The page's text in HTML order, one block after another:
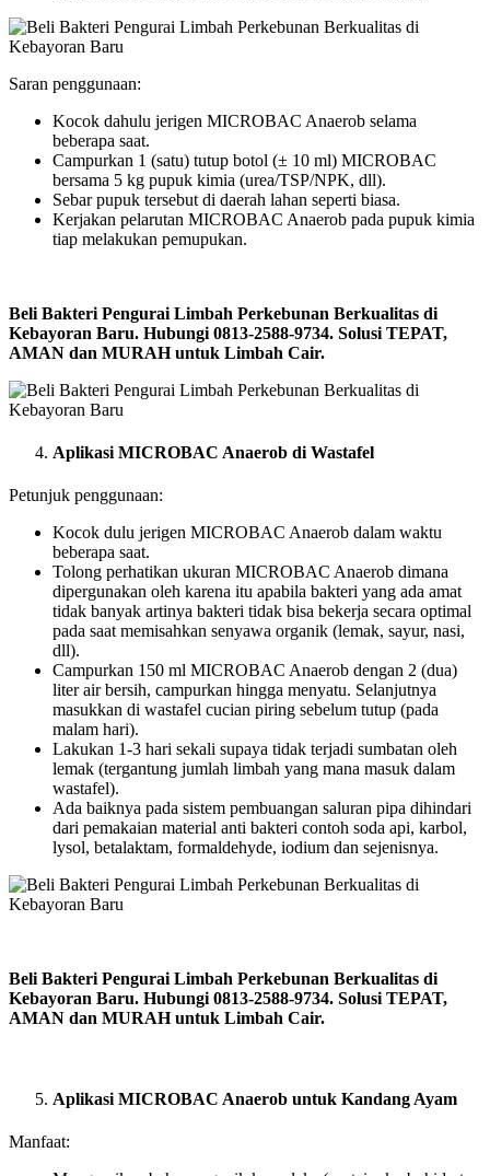
Saran penggunaan:
Kocok dahulu jerigen MICROBAC Anaerob selama
beberapa saat.
Campurkan 1 (satu) tutup botol (± 10 ml) MICROBAC
bersama 5 kg pupuk kimia (urea/TSP/NPK, dll).
Sebar pupuk tersebut di daerah lahan seperti biasa.
Kerjakan pelarutan MICROBAC Anaerob pada pupuk kimia
tiap melakukan pemupukan.
Beli Bakteri Pengurai Limbah Perkebunan Berkualitas di
Kebayoran Baru. Hubungi 0813-2588-9734. Solusi TEPAT,
AMAN dan MURAH untuk Limbah Cair.
Aplikasi MICROBAC Anaerob di Wastafel
Petunjuk penggunaan:
Kocok dulu jerigen MICROBAC Anaerob dalam waktu
beberapa saat.
Tolong perhatikan ukuran MICROBAC Anaerob dimana
dipergunakan oleh karena itu apabila bakteri yang ada amat
tidak banyak artinya bakteri tidak bisa bekerja secara optimal
pada saat memisahkan senyawa organik (lemak, sayur, nasi,
dll).
Campurkan 150 ml MICROBAC Anaerob dengan 2 (dua)
liter air bersih, campurkan hingga menyatu. Selanjutnya
masukkan di wastafel cucian piring sebelum tutup (pada
malam hari).
Lakukan 1-3 hari sekali supaya tidak terjadi sumbatan oleh
lemak (tergantung jumlah limbah yang mana masuk dalam
wastafel).
Ada baiknya pada sistem pembuangan saluran pipa dihindari
dari pemakaian material anti bakteri contoh soda api, karbol,
lysol, betalaktam, formaldehyde, iodium dan sejenisnya.
Beli Bakteri Pengurai Limbah Perkebunan Berkualitas di
Kebayoran Baru. Hubungi 0813-2588-9734. Solusi TEPAT,
AMAN dan MURAH untuk Limbah Cair.
Aplikasi MICROBAC Anaerob untuk Kandang Ayam
Manfaat: